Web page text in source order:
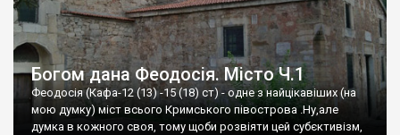
Богом дана Феодосія. Місто Ч.1
Феодосія (Кафа-12 (13) -15 (18) ст) - одне з найцікавіших (на
мою думку) міст всього Кримського півострова .Ну,але
думка в кожного своя, тому щоби розвіяти цей субєктивізм,